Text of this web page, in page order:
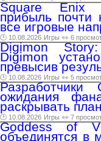
Square Enix
прибыль почти
все игровые
🕑 10.08.2026 Игры 👀 6
Digimon
Digimon
превысив
🕑 10.08.2026 Игры 👀 5
ожидания
раскрывать
🕑 10.08.2026 Игры 👀 7
Goddess of
объединятся в